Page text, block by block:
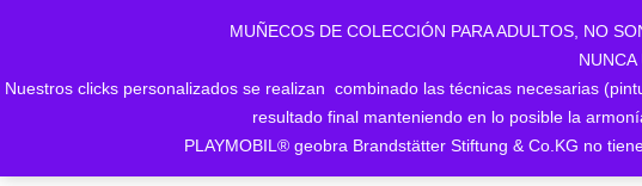
MUÑECOS DE COLECCIÓN PARA ADULTOS, NO
Nuestros clicks personalizados se realizan combinado las técnicas necesarias
resultado final manteniendo en lo posible la
PLAYMOBIL® geobra Brandstätter Stiftung & Co.KG no